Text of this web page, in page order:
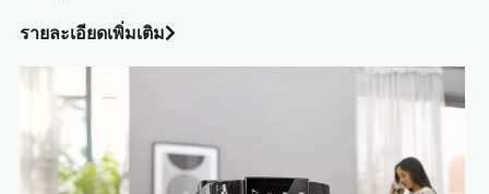
รายละเอียดเพิ่มเติม